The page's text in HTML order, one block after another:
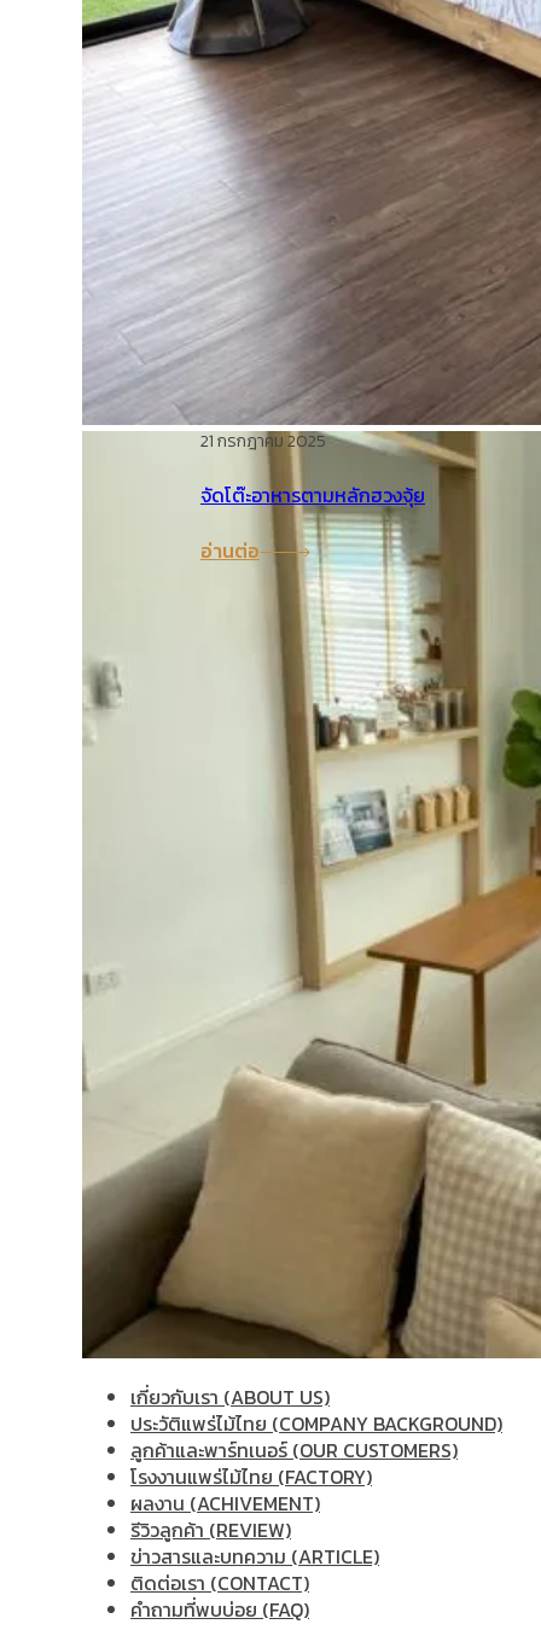
21 กรกฎาคม 2025
จัดโต๊ะอาหารตามหลักฮวงจุ้ย
อ่านต่อ
เกี่ยวกับเรา (ABOUT US)
ประวัติแพร่ไม้ไทย (COMPANY BACKGROUND)
ลูกค้าและพาร์ทเนอร์ (OUR CUSTOMERS)
โรงงานแพร่ไม้ไทย (FACTORY)
ผลงาน (ACHIVEMENT)
รีวิวลูกค้า (REVIEW)
ข่าวสารและบทความ (ARTICLE)
ติดต่อเรา (CONTACT)
คำถามที่พบบ่อย (FAQ)